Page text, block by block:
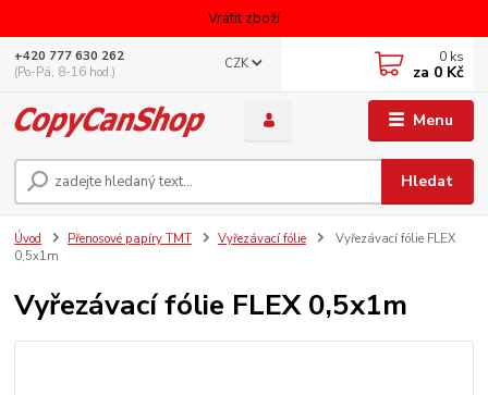
Vrátit zboží
Menu
CZK
Hledat
+420 777 630 262
(Po-Pá, 8-16 hod.)
0 ks
za 0 Kč
Úvod Přenosové papíry TMT Vyřezávací fólie
Vyřezávací fólie FLEX
0,5x1m
Vyřezávací fólie FLEX 0,5x1m